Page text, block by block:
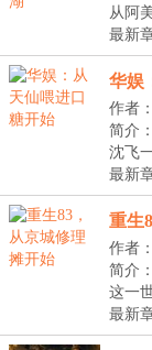
从阿
征...
最新
华娱
作者
简介
沈飞
第...
最新
重生
作者
简介
这一
裹...
最新